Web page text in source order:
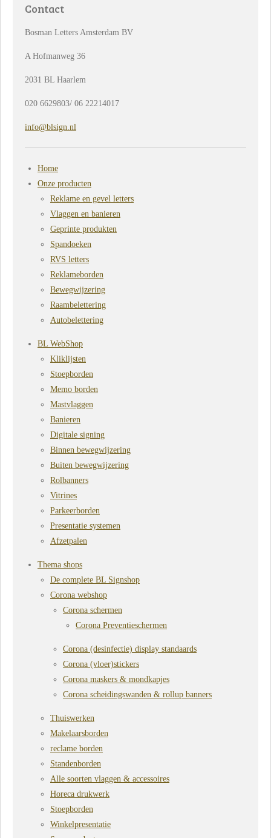
Contact
Bosman Letters Amsterdam BV
A Hofmanweg 36
2031 BL Haarlem
020 6629803/ 06 22214017
info@blsign.nl
Home
Onze producten
Reklame en gevel letters
Vlaggen en banieren
Geprinte produkten
Spandoeken
RVS letters
Reklameborden
Bewegwijzering
Raambelettering
Autobelettering
BL WebShop
Kliklijsten
Stoepborden
Memo borden
Mastvlaggen
Banieren
Digitale signing
Binnen bewegwijzering
Buiten bewegwijzering
Rolbanners
Vitrines
Parkeerborden
Presentatie systemen
Afzetpalen
Thema shops
De complete BL Signshop
Corona webshop
Corona schermen
Corona Preventieschermen
Corona (desinfectie) display standaards
Corona (vloer)stickers
Corona maskers & mondkapjes
Corona scheidingswanden & rollup banners
Thuiswerken
Makelaarsborden
reclame borden
Standenborden
Alle soorten vlaggen & accessoires
Horeca drukwerk
Stoepborden
Winkelpresentatie